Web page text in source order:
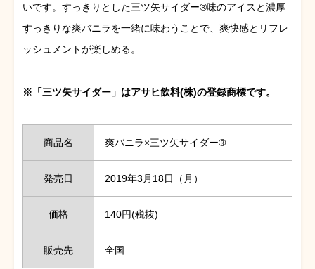
いです。すっきりとした三ツ矢サイダー®味のアイスと濃厚
すっきりな爽バニラを一緒に味わうことで、爽快感とリフレ
ッシュメントが楽しめる。
※「三ツ矢サイダー」はアサヒ飲料(株)の登録商標です。
商品名 爽バニラ×三ツ矢サイダー®
発売日 2019年3月18日（月）
価格 140円(税抜)
販売先 全国